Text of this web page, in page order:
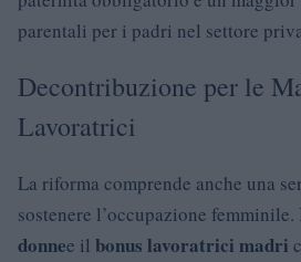
parentali per i padri nel settore
Decontribuzione per le
Lavoratrici
La riforma comprende anche una
sostenere l’occupazione femminile.
donnee il bonus lavoratrici madri